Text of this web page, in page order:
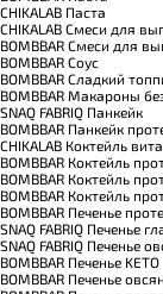
CHIKALAB Паста
CHIKALAB Смеси для
BOMBBAR Смеси для
BOMBBAR Соус
BOMBBAR Сладкий
BOMBBAR Макароны
SNAQ FABRIQ Панкейк
BOMBBAR Панкейк
CHIKALAB Коктейль
BOMBBAR Коктейль
BOMBBAR Коктейль
BOMBBAR Коктейль
BOMBBAR Печенье
SNAQ FABRIQ Печенье
SNAQ FABRIQ Печенье
BOMBBAR Печенье KETO
BOMBBAR Печенье